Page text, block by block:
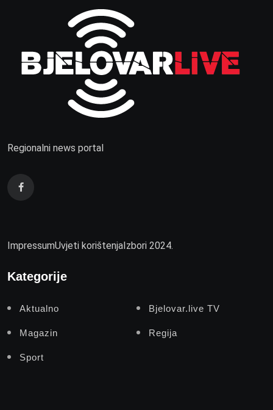
Regionalni news portal
ImpressumUvjeti korištenjaIzbori 2024.
Kategorije
Aktualno Bjelovar.live TV
Magazin Regija
Sport